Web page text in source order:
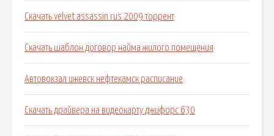
Скачать velvet assassin rus 2009 торрент
Скачать шаблон договор найма жилого помещения
Автовокзал ижевск нефтекамск расписание
Скачать драйвера на видеокарту джифорс 630